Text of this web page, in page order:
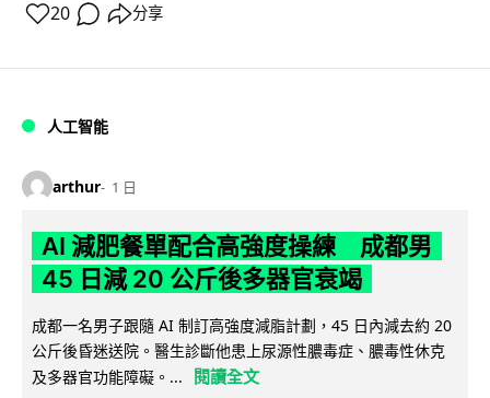
20 分享
人工智能
arthur 1 日
AI 減肥餐單配合高強度操練 成都男
45 日減 20 公斤後多器官衰竭
成都一名男子跟隨 AI 制訂高強度減脂計劃，45 日內減去約 20
公斤後昏迷送院。醫生診斷他患上尿源性膿毒症、膿毒性休克
及多器官功能障礙。...
閱讀全文